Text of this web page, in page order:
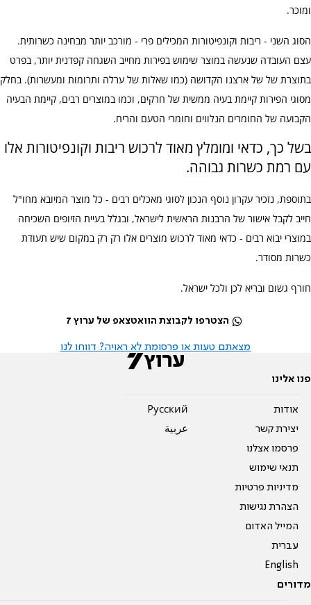
ומוכר.
הסוג השני - ריבות וקונפיטורות המכילים פרי - מורכב יותר מבחינה כשרותית.
עצם העובדה שנעשה במוצר שימוש בפירות מחייב השגחה קפדנית יותר, בפרט
בתוצרת של של ארצנו הקדושה (כמו שאלות של ערלה ותרומות ומעשרות). בחלק
מסוגי הפירות קיימת בעיה ממשית של חרקים, וכמו במוצרים רבים, קיימת הבעיה
הקבועה של החומרים הנלווים וחומרי הטעם והריח.
בשל כך, כדאי ומומלץ מאוד לרכוש ריבות וקונפיטורות אלו
עם רמת כשרות גבוהה.
בתוספת, נזכיר עקרון נוסף הנכון לסוגי מאכלים רבים - כל מוצר המיובא מחו"ל
חייב לקבל אישור של הרבנות הראשית לישראל, ובגלל בעיית הזיופים השכיחה
במוצרי יבוא רבים - כדאי מאוד לרכוש מוצרים אלו רק רק במקום שיש תעודת
כשרות מסודר.
חורף גשום ובריא לכן ולכל ישראל.
הצטרפו לקבוצת הוואטצאפ של ערוץ 7
מצאתם טעות או פרסומת לא ראויה? דווחו לנו
פנו אלינו
אודות
יצירת קשר
פרסמו אצלנו
תנאי שימוש
מדיניות פרטיות
הצהרת נגישות
המייל האדום
עברית
English
Pусский
عربية
מדורים